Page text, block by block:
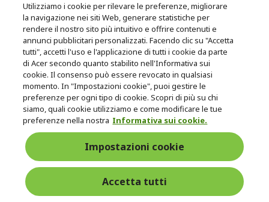
Resi e recesso
Recedere dal contratto
Consegna
Gratuita
Assistenza
pre e post
acquisto
Con 0% Di
Tasso
D'interesse
© 2026 Acer Inc.
CPYou B.V. è il rivenditore autorizzato dei prodotti Acer venduti in
questo negozio online.
Utilizziamo i cookie per rilevare le preferenze, migliorare
la navigazione nei siti Web, generare statistiche per
rendere il nostro sito più intuitivo e offrire contenuti e
annunci pubblicitari personalizzati. Facendo clic su "Accetta
tutti", accetti l'uso e l'applicazione di tutti i cookie da parte
di Acer secondo quanto stabilito nell'Informativa sui
cookie. Il consenso può essere revocato in qualsiasi
momento. In "Impostazioni cookie", puoi gestire le
preferenze per ogni tipo di cookie. Scopri di più su chi
siamo, quali cookie utilizziamo e come modificare le tue
preferenze nella nostra Informativa sui cookie.
Impostazioni cookie
Accetta tutti